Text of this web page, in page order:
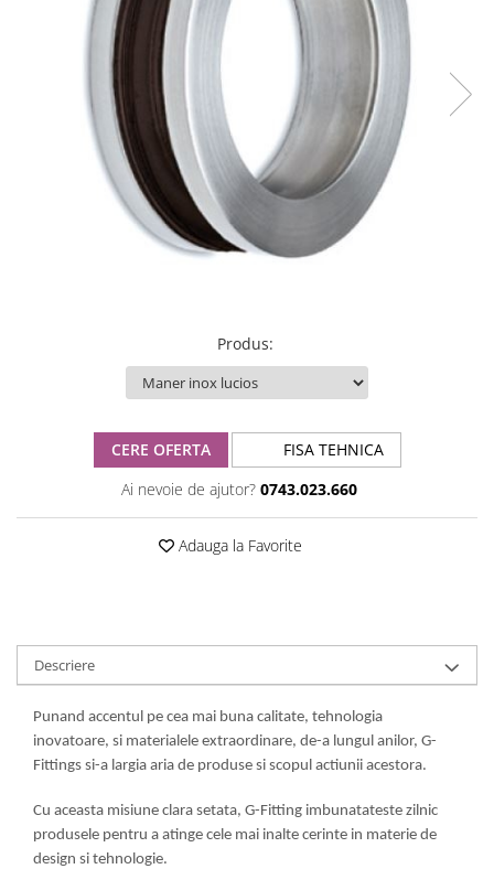
Produs:
CERE OFERTA
FISA TEHNICA
Ai nevoie de ajutor? 0743.023.660
Adauga la Favorite
Descriere
Punand accentul pe cea mai buna calitate, tehnologia
inovatoare, si materialele extraordinare, de-a lungul anilor, G-
Fittings si-a largia aria de produse si scopul actiunii acestora.
Cu aceasta misiune clara setata, G-Fitting imbunatateste zilnic
produsele pentru a atinge cele mai inalte cerinte in materie de
design si tehnologie.